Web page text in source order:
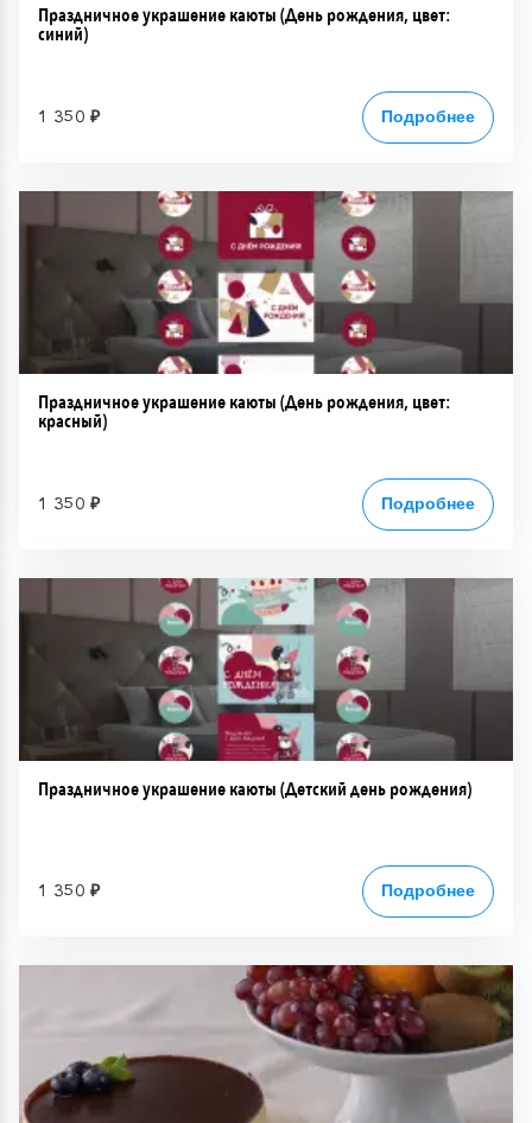
Праздничное украшение каюты (День рождения, цвет:
синий)
1 350 ₽ Подробнее
Праздничное украшение каюты (День рождения, цвет:
красный)
1 350 ₽ Подробнее
Праздничное украшение каюты (Детский день рождения)
1 350 ₽ Подробнее